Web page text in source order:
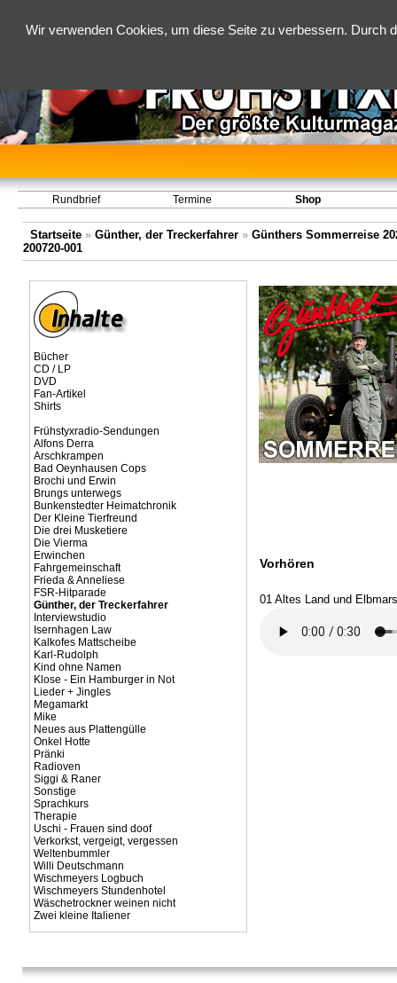
Wir verwenden Cookies, um diese Seite zu verbessern.
Rundbrief Termine Shop
Startseite» Günther, der Treckerfahrer» Günthers Sommerreise
200720-001
Bücher
CD / LP
DVD
Fan-Artikel
Shirts
Frühstyxradio-Sendungen
Alfons Derra
Arschkrampen
Bad Oeynhausen Cops
Brochi und Erwin
Brungs unterwegs
Bunkenstedter Heimatchronik
Der Kleine Tierfreund
Die drei Musketiere
Die Vierma
Erwinchen
Fahrgemeinschaft
Frieda & Anneliese
FSR-Hitparade
Günther, der Treckerfahrer
Interviewstudio
Isernhagen Law
Kalkofes Mattscheibe
Karl-Rudolph
Kind ohne Namen
Klose - Ein Hamburger in Not
Lieder + Jingles
Megamarkt
Mike
Neues aus Plattengülle
Onkel Hotte
Pränki
Radioven
Siggi & Raner
Sonstige
Sprachkurs
Therapie
Uschi - Frauen sind doof
Verkorkst, vergeigt, vergessen
Weltenbummler
Willi Deutschmann
Wischmeyers Logbuch
Wischmeyers Stundenhotel
Wäschetrockner weinen nicht
Zwei kleine Italiener
Vorhören
01 Altes Land und